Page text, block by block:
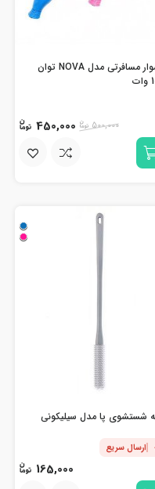
سشوار مسافرتی مدل NOVA توان
500,000
450,000
شستشوی پا مدل سیلیکونی
ارسال سریع
165,000